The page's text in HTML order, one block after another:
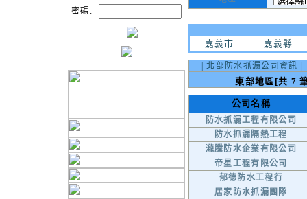
密碼:
嘉義市 嘉義縣
|北部防水抓漏公司資訊
東部地區[共 7
公司名稱
防水抓漏工程有限公司
防水抓漏隔熱工程
瀧騰防水企業有限公司
帝星工程有限公司
郁德防水工程行
居家防水抓漏團隊